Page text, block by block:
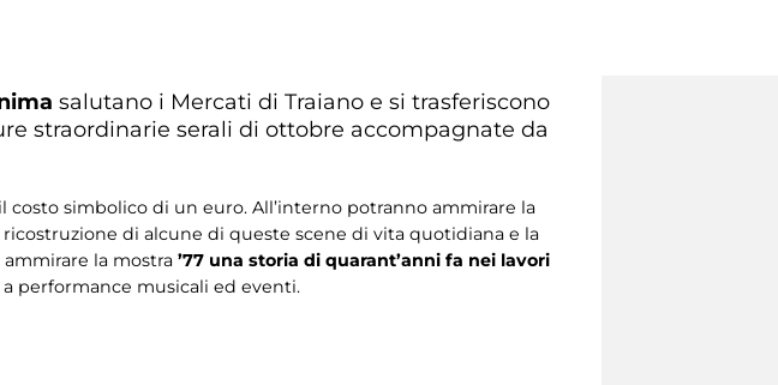
salutano i Mercati di Traiano e si trasferiscono
straordinarie serali di ottobre accompagnate da
costo simbolico di un euro. All’interno potranno ammirare la
di alcune di queste scene di vita quotidiana e la
ammirare la mostra ’77 una storia di quarant’anni fa nei lavori
a performance musicali ed eventi.